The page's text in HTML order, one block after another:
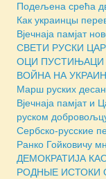
Подељена срећа
Как украинцы
Вјечнаја памјат
СВЕТИ РУСКИ
ОЦИ ПУСТИЊАЦИ
ВОЙНА НА
Марш руских
Вјечнаја памјат и
руском
Сербско-русские
Ранко Гойковичу
ДЕМОКРАТИЈА
РОДНЫЕ ИСТОКИ